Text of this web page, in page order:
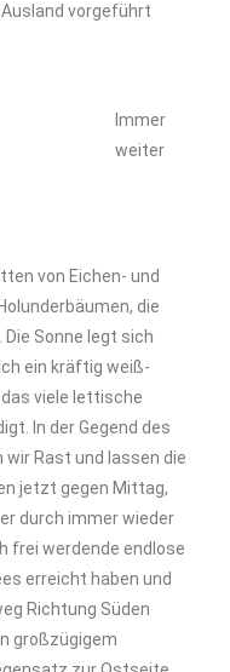
vorgeführt
Immer
weiter
von Eichen- und
die
Sonne legt sich
ein kräftig weiß-
viele lettische
In der Gegend des
wir Rast und lassen die
jetzt gegen Mittag,
durch immer wieder
frei werdende endlose
erreicht haben und
Richtung Süden
großzügigem